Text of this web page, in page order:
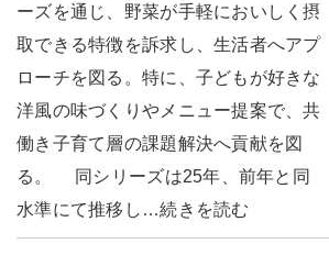
ーズを通じ、野菜が手軽においしく摂
取できる特徴を訴求し、生活者へアプ
ローチを図る。特に、子どもが好きな
洋風の味づくりやメニュー提案で、共
働き子育て層の課題解決へ貢献を図
る。 同シリーズは25年、前年と同
水準にて推移し…続きを読む